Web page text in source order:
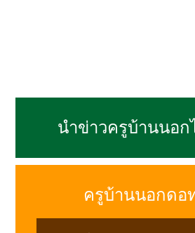
นำข่าวครูบ้านนอก
ครูบ้านนอกดอ